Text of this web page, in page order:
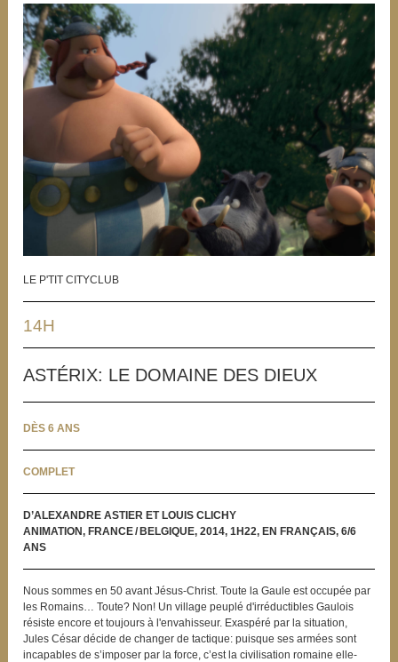
LE P'TIT CITYCLUB
14H
ASTÉRIX: LE DOMAINE DES DIEUX
DÈS 6 ANS
COMPLET
D’ALEXANDRE ASTIER ET LOUIS CLICHY
ANIMATION, FRANCE / BELGIQUE, 2014, 1H22, EN FRANÇAIS, 6/6
ANS
Nous sommes en 50 avant Jésus-Christ. Toute la Gaule est occupée par
les Romains… Toute? Non! Un village peuplé d'irréductibles Gaulois
résiste encore et toujours à l'envahisseur. Exaspéré par la situation,
Jules César décide de changer de tactique: puisque ses armées sont
incapables de s’imposer par la force, c’est la civilisation romaine elle-